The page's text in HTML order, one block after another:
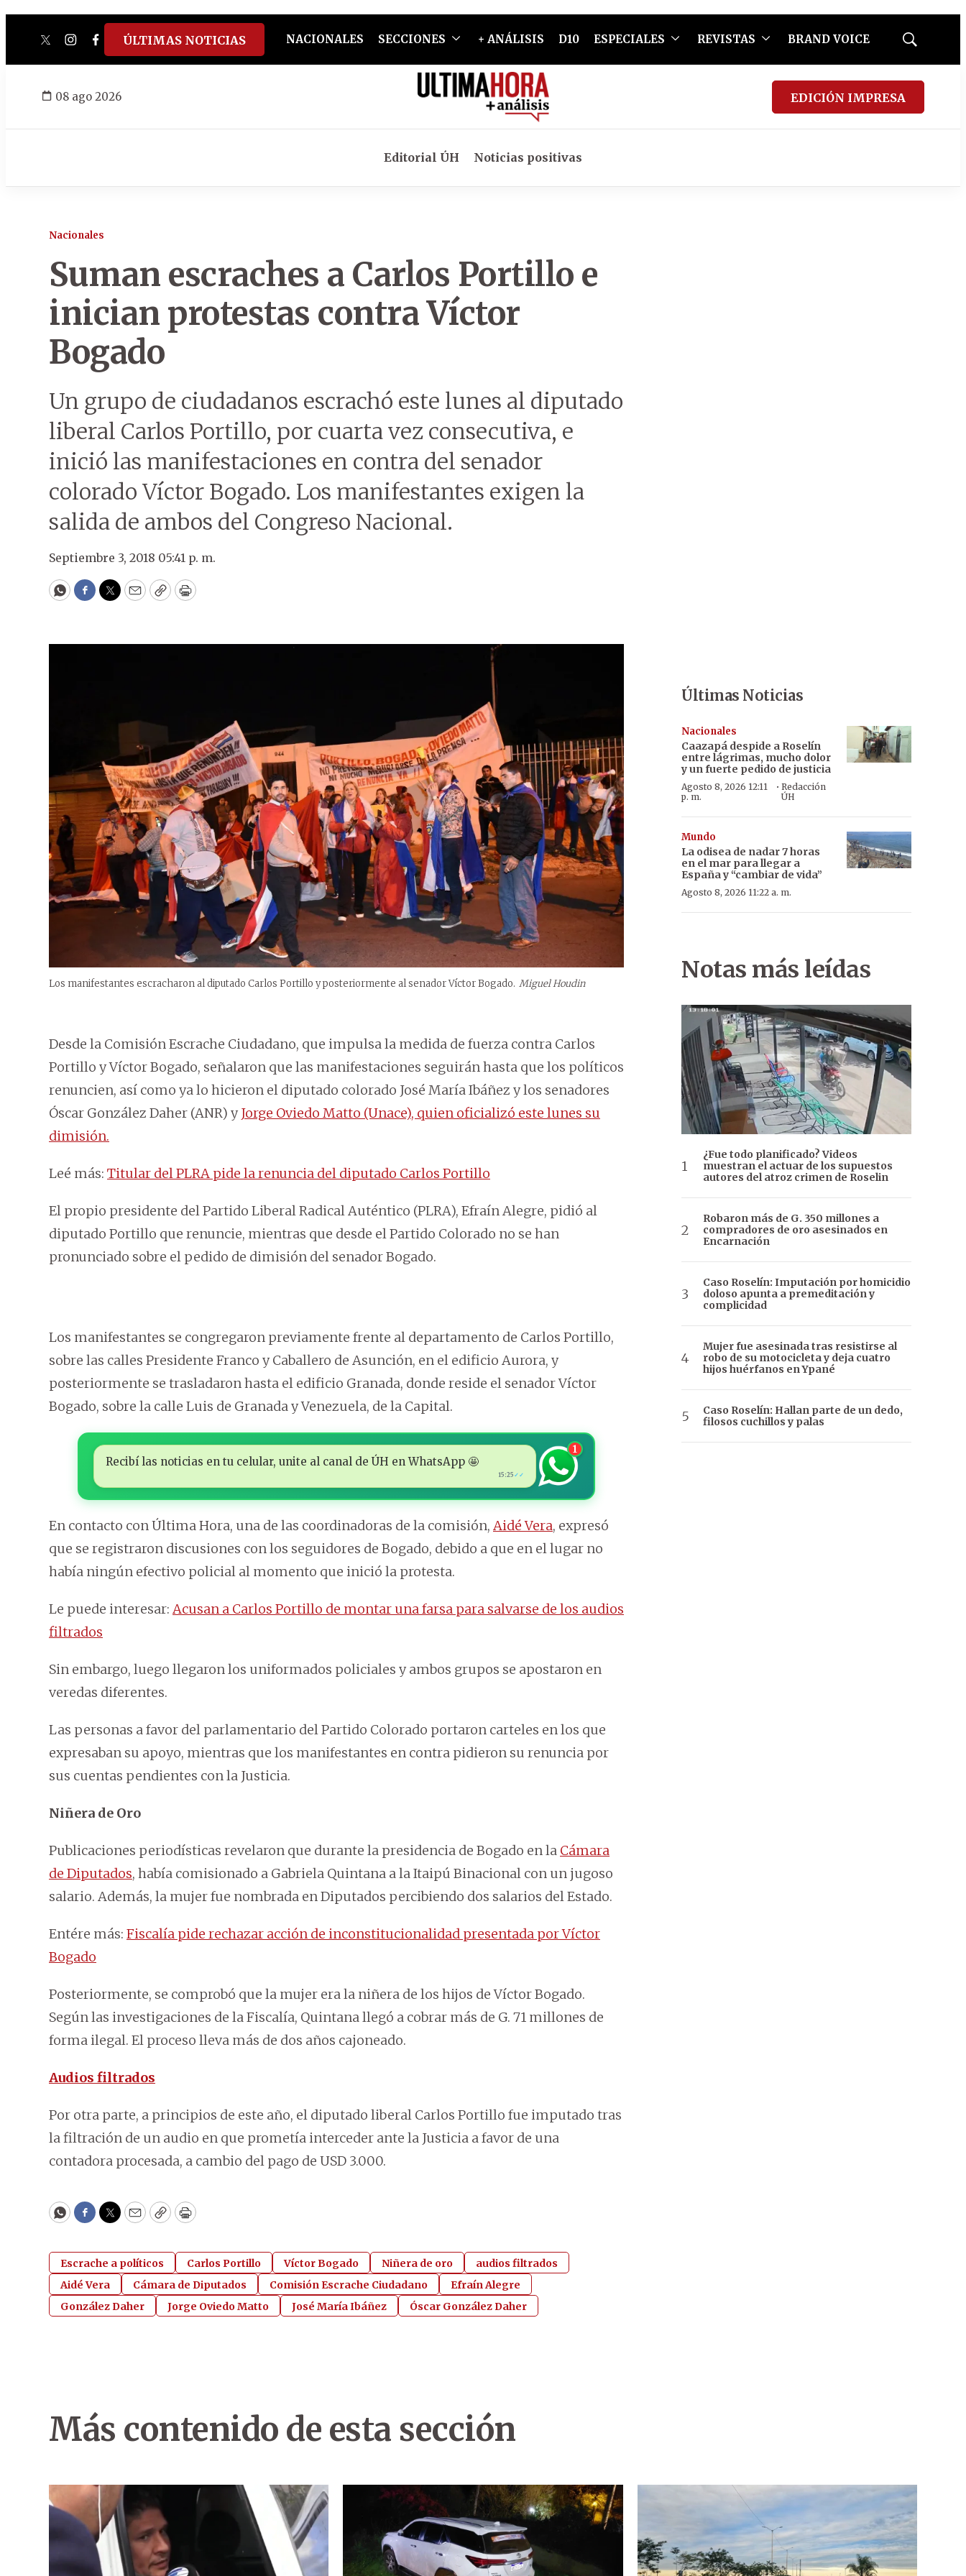
twitterinstagram
facebook
tiktokyoutube
spotify
ÚLTIMAS NOTICIAS NACIONALES SECCIONES + ANÁLISIS D10 ESPECIALES REVISTAS BRAND VOICE
Mostrar
08 ago 2026 EDICIÓN IMPRESA
Editorial ÚH Noticias positivas
Nacionales
Suman escraches a Carlos Portillo e
inician protestas contra Víctor
Bogado
Un grupo de ciudadanos escrachó este lunes al diputado
liberal Carlos Portillo, por cuarta vez consecutiva, e
inició las manifestaciones en contra del senador
colorado Víctor Bogado. Los manifestantes exigen la
salida de ambos del Congreso Nacional.
Septiembre 3, 2018 05:41 p. m.
WhatsApp
Facebook
Twitter
EmailCopyPrint
Los manifestantes escracharon al diputado Carlos Portillo y posteriormente al senador Víctor Bogado. Miguel Houdin
Desde la Comisión Escrache Ciudadano, que impulsa la medida de fuerza contra Carlos
Portillo y Víctor Bogado, señalaron que las manifestaciones seguirán hasta que los políticos
renuncien, así como ya lo hicieron el diputado colorado José María Ibáñez y los senadores
Óscar González Daher (ANR) yJorge Oviedo Matto (Unace), quien oficializó este lunes su
dimisión.
Leé más: Titular del PLRA pide la renuncia del diputado Carlos Portillo
El propio presidente del Partido Liberal Radical Auténtico (PLRA), Efraín Alegre, pidió al
diputado Portillo que renuncie, mientras que desde el Partido Colorado no se han
pronunciado sobre el pedido de dimisión del senador Bogado.
Los manifestantes se congregaron previamente frente al departamento de Carlos Portillo,
sobre las calles Presidente Franco y Caballero de Asunción, en el edificio Aurora, y
posteriormente se trasladaron hasta el edificio Granada, donde reside el senador Víctor
Bogado, sobre la calle Luis de Granada y Venezuela, de la Capital.
Recibí las noticias en tu celular, unite al canal de ÚH en WhatsApp 🤩
15:25 ✓✓
1
En contacto con Última Hora, una de las coordinadoras de la comisión, Aidé Vera, expresó
que se registraron discusiones con los seguidores de Bogado, debido a que en el lugar no
había ningún efectivo policial al momento que inició la protesta.
Le puede interesar: Acusan a Carlos Portillo de montar una farsa para salvarse de los audios
filtrados
Sin embargo, luego llegaron los uniformados policiales y ambos grupos se apostaron en
veredas diferentes.
Las personas a favor del parlamentario del Partido Colorado portaron carteles en los que
expresaban su apoyo, mientras que los manifestantes en contra pidieron su renuncia por
sus cuentas pendientes con la Justicia.
Niñera de Oro
Publicaciones periodísticas revelaron que durante la presidencia de Bogado en la Cámara
de Diputados, había comisionado a Gabriela Quintana a la Itaipú Binacional con un jugoso
salario. Además, la mujer fue nombrada en Diputados percibiendo dos salarios del Estado.
Entére más: Fiscalía pide rechazar acción de inconstitucionalidad presentada por Víctor
Bogado
Posteriormente, se comprobó que la mujer era la niñera de los hijos de Víctor Bogado.
Según las investigaciones de la Fiscalía, Quintana llegó a cobrar más de G. 71 millones de
forma ilegal. El proceso lleva más de dos años cajoneado.
Audios filtrados
Por otra parte, a principios de este año, el diputado liberal Carlos Portillo fue imputado tras
la filtración de un audio en que prometía interceder ante la Justicia a favor de una
contadora procesada, a cambio del pago de USD 3.000.
WhatsApp
Facebook
Twitter
EmailCopyPrint
Escrache a políticos Carlos Portillo Víctor Bogado Niñera de oro
audios filtrados
Aidé Vera
Cámara de Diputados Comisión Escrache Ciudadano
Efraín Alegre
González Daher
Jorge Oviedo Matto José María Ibáñez Óscar González Daher
Últimas Noticias
Nacionales
Caazapá despide a Roselín
entre lágrimas, mucho dolor
y un fuerte pedido de justicia
Agosto 8, 2026 12:11
p. m.
· Redacción
ÚH
Mundo
La odisea de nadar 7 horas
en el mar para llegar a
España y “cambiar de vida”
Agosto 8, 2026 11:22 a. m.
Notas más leídas
¿Fue todo planificado? Videos
muestran el actuar de los supuestos
autores del atroz crimen de Roselin
Robaron más de G. 350 millones a
compradores de oro asesinados en
Encarnación
Caso Roselín: Imputación por homicidio
doloso apunta a premeditación y
complicidad
Mujer fue asesinada tras resistirse al
robo de su motocicleta y deja cuatro
hijos huérfanos en Ypané
Caso Roselín: Hallan parte de un dedo,
filosos cuchillos y palas
Más contenido de esta sección